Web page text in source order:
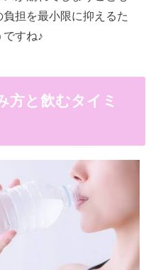
担を最小限に抑えるた
すね♪
方と飲むタイミ